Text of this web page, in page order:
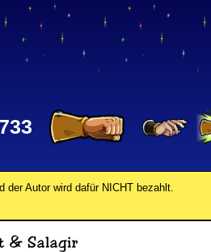
Autor wird dafür NICHT bezahlt.